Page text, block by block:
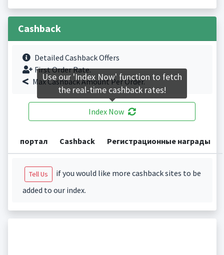
Cashback
Detailed Cashback Offers
First Order Rate.
Max Cashback Amount Per Order.
Index Now
портал Cashback Регистрационные награды
Tell Us
if you would like more cashback sites to be
added to our index.
Use our 'Index Now' function to fetch
the real-time cashback rates!